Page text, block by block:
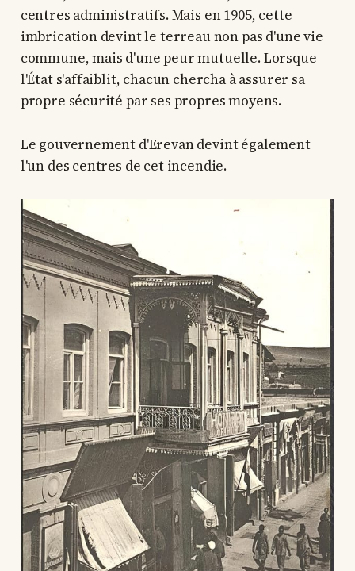
centres administratifs. Mais en 1905, cette
imbrication devint le terreau non pas d'une vie
commune, mais d'une peur mutuelle. Lorsque
l'État s'affaiblit, chacun chercha à assurer sa
propre sécurité par ses propres moyens.
Le gouvernement d'Erevan devint également
l'un des centres de cet incendie.